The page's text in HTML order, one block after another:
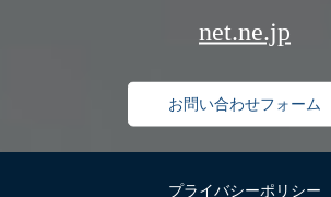
net.ne.jp
お問い合わせフォーム
プライバシーポリシー